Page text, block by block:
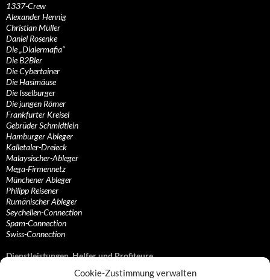
Cookie-Zustimmung verwalten
1337-Crew
Alexander Hennig
Christian Müller
Daniel Rosenke
Die „Dialermafia“
Die B2Bler
Die Cybertainer
Die Hasimäuse
Die Isselburger
Die jungen Römer
Frankfurter Kreisel
Gebrüder Schmidtlein
Hamburger Ableger
Kalletaler-Dreieck
Malaysischer-Ableger
Mega-Firmennetz
Münchener Ableger
Philipp Reisener
Rumänischer Ableger
Seychellen-Connection
Spam-Connection
Swiss-Connection
Dienstleistungen, Helfer und Profiteure
Anonymisierungsdienste, VPN- und Web-Proxy…